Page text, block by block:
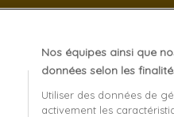
Nos équipes ainsi que
données selon les
Utiliser des données de
activement les